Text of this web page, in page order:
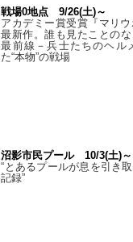
戦場0地点 9/26(土)～
アカデミー賞受賞『マリ
最新作。誰も見たことの
最前線－兵士たちのヘル
た“本物”の戦場
沼影市民プール 10/3(土)～
“とあるプールが息を引き
記録”